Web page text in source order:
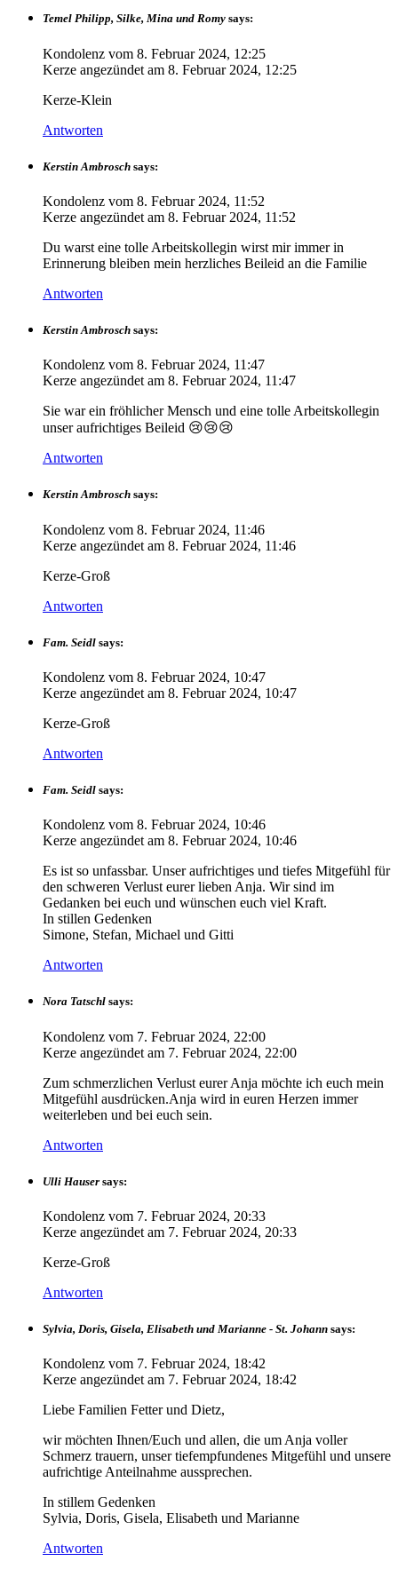
Temel Philipp, Silke, Mina und Romy says:
Kondolenz vom 8. Februar 2024, 12:25
Kerze angezündet am 8. Februar 2024, 12:25
Kerze-Klein
Antworten
Kerstin Ambrosch says:
Kondolenz vom 8. Februar 2024, 11:52
Kerze angezündet am 8. Februar 2024, 11:52
Du warst eine tolle Arbeitskollegin wirst mir immer in
Erinnerung bleiben mein herzliches Beileid an die Familie
Antworten
Kerstin Ambrosch says:
Kondolenz vom 8. Februar 2024, 11:47
Kerze angezündet am 8. Februar 2024, 11:47
Sie war ein fröhlicher Mensch und eine tolle Arbeitskollegin
unser aufrichtiges Beileid 😢😢😢
Antworten
Kerstin Ambrosch says:
Kondolenz vom 8. Februar 2024, 11:46
Kerze angezündet am 8. Februar 2024, 11:46
Kerze-Groß
Antworten
Fam. Seidl says:
Kondolenz vom 8. Februar 2024, 10:47
Kerze angezündet am 8. Februar 2024, 10:47
Kerze-Groß
Antworten
Fam. Seidl says:
Kondolenz vom 8. Februar 2024, 10:46
Kerze angezündet am 8. Februar 2024, 10:46
Es ist so unfassbar. Unser aufrichtiges und tiefes Mitgefühl für
den schweren Verlust eurer lieben Anja. Wir sind im
Gedanken bei euch und wünschen euch viel Kraft.
In stillen Gedenken
Simone, Stefan, Michael und Gitti
Antworten
Nora Tatschl says:
Kondolenz vom 7. Februar 2024, 22:00
Kerze angezündet am 7. Februar 2024, 22:00
Zum schmerzlichen Verlust eurer Anja möchte ich euch mein
Mitgefühl ausdrücken.Anja wird in euren Herzen immer
weiterleben und bei euch sein.
Antworten
Ulli Hauser says:
Kondolenz vom 7. Februar 2024, 20:33
Kerze angezündet am 7. Februar 2024, 20:33
Kerze-Groß
Antworten
Sylvia, Doris, Gisela, Elisabeth und Marianne - St. Johann says:
Kondolenz vom 7. Februar 2024, 18:42
Kerze angezündet am 7. Februar 2024, 18:42
Liebe Familien Fetter und Dietz,
wir möchten Ihnen/Euch und allen, die um Anja voller
Schmerz trauern, unser tiefempfundenes Mitgefühl und unsere
aufrichtige Anteilnahme aussprechen.
In stillem Gedenken
Sylvia, Doris, Gisela, Elisabeth und Marianne
Antworten